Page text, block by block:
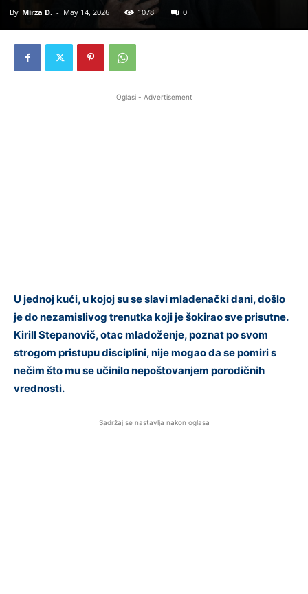
By Mirza D. - May 14, 2026 1078 0
Oglasi - Advertisement
U jednoj kući, u kojoj su se slavi mladenački dani, došlo
je do nezamislivog trenutka koji je šokirao sve prisutne.
Kirill Stepanovič, otac mladoženje, poznat po svom
strogom pristupu disciplini, nije mogao da se pomiri s
nečim što mu se učinilo nepoštovanjem porodičnih
vrednosti.
Sadržaj se nastavlja nakon oglasa